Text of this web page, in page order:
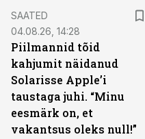
SAATED
04.08.26, 14:28
Piilmannid tõid
kahjumit näidanud
Solarisse Apple’i
taustaga juhi. “Minu
eesmärk on, et
vakantsus oleks null!”